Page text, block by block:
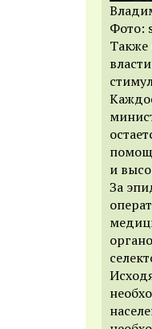
Фото:
Также
и
За